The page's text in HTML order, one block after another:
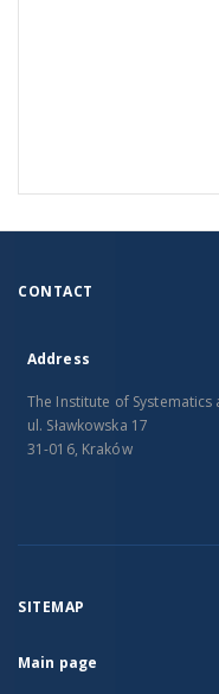
CONTACT
Address
The Institute of Systematics
ul. Sławkowska 17
31-016, Kraków
SITEMAP
Main page